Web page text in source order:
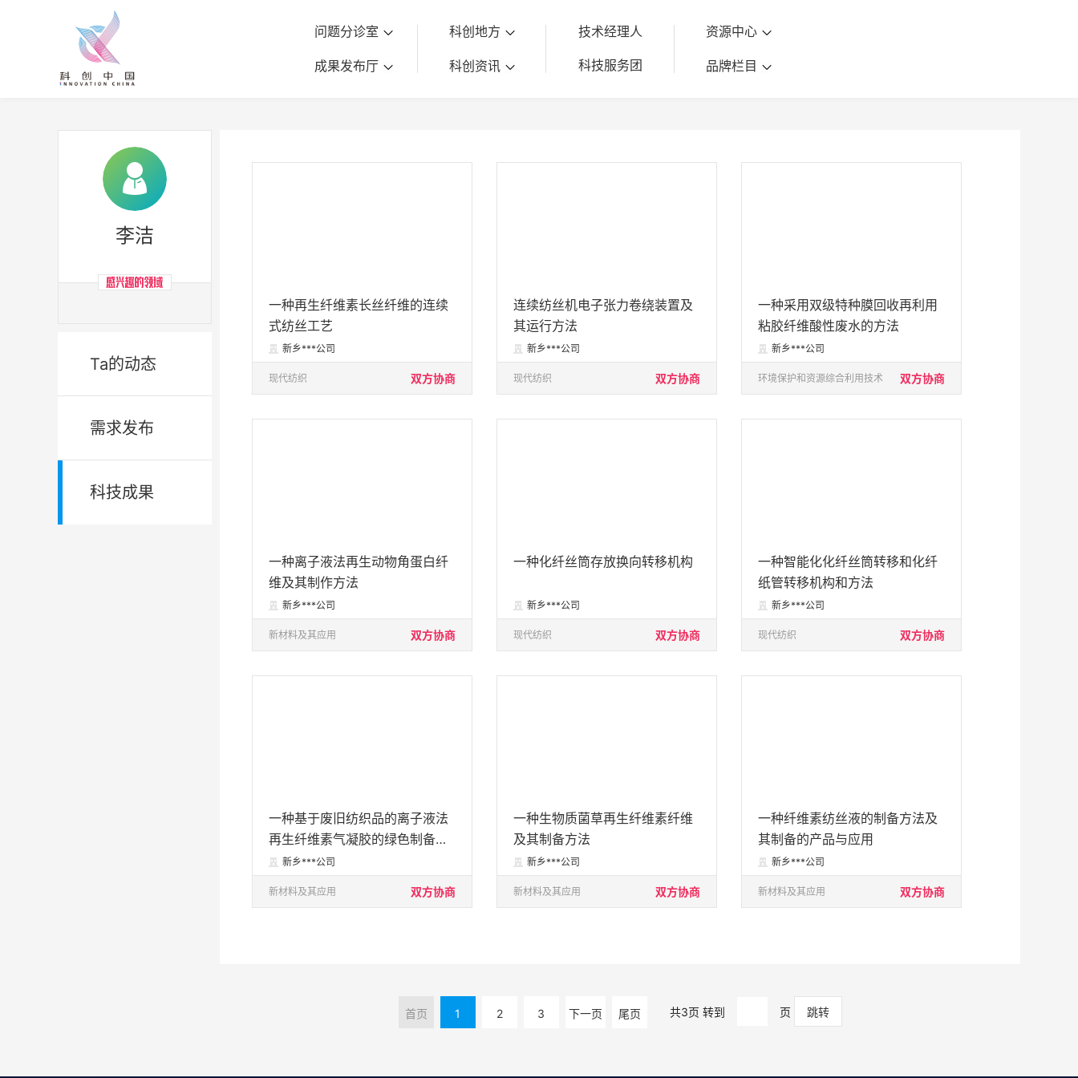
问题分诊室
成果发布厅
科创地方
科创资讯
技术经理人
科技服务团
资源中心
品牌栏目
李洁


Ta的动态
需求发布
科技成果
一种再生纤维素长丝纤维的连续
式纺丝工艺
 新乡***公司
现代纺织 双方协商
连续纺丝机电子张力卷绕装置及
其运行方法
 新乡***公司
现代纺织 双方协商
一种采用双级特种膜回收再利用
粘胶纤维酸性废水的方法
 新乡***公司
环境保护和资源综合利用技术 双方协商
一种离子液法再生动物角蛋白纤
维及其制作方法
 新乡***公司
新材料及其应用 双方协商
一种化纤丝筒存放换向转移机构
 新乡***公司
现代纺织 双方协商
一种智能化化纤丝筒转移和化纤
纸管转移机构和方法
 新乡***公司
现代纺织 双方协商
一种基于废旧纺织品的离子液法
再生纤维素气凝胶的绿色制备工
艺
 新乡***公司
新材料及其应用 双方协商
一种生物质菌草再生纤维素纤维
及其制备方法
 新乡***公司
新材料及其应用 双方协商
一种纤维素纺丝液的制备方法及
其制备的产品与应用
 新乡***公司
新材料及其应用 双方协商
首页 1 2 3 下一页 尾页 共3页 转到 页